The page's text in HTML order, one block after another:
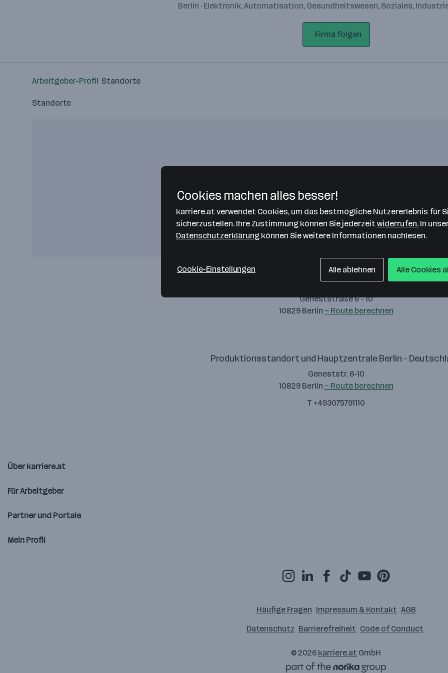
Berlin · Elektronik, Automatisation, Gesundheitswesen, Soziales,
Firma folgen
Arbeitgeber-Profil Standorte
Standorte
anzuzeigen.
Zustimmung geben
MELAG Medizintechnik GmbH & Co. KG
Geneststraße 6 - 10
10829 Berlin — Route berechnen
Produktionsstandort und Hauptzentrale Berlin -
Geneststr. 6-10
10829 Berlin — Route berechnen
T +493075791110
Über karriere.at
Für Arbeitgeber
Partner und Portale
Mein Profil
Häufige Fragen Impressum & Kontakt AGB
Datenschutz Barrierefreiheit Code of Conduct
© 2026 karriere.at GmbH
Cookies machen alles besser!
karriere.at verwendet Cookies, um das bestmögliche Nutzererlebnis für
sicherzustellen. Ihre Zustimmung können Sie jederzeit widerrufen. In
Datenschutzerklärung können Sie weitere Informationen nachlesen.
Cookie-Einstellungen Alle ablehnen Alle Cookies